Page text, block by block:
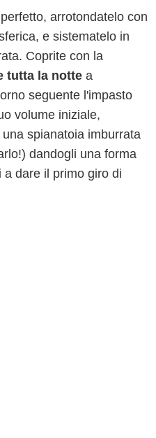
arrotondatelo con
e sistematelo in
Coprite con la
tutta la notte a
seguente l'impasto
volume iniziale,
spianatoia imburrata
dandogli una forma
dare il primo giro di